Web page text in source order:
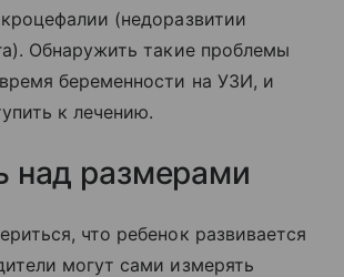
(недоразвитии
Обнаружить такие проблемы
беременности на УЗИ, и
к лечению.
над размерами
что ребенок развивается
могут сами измерять